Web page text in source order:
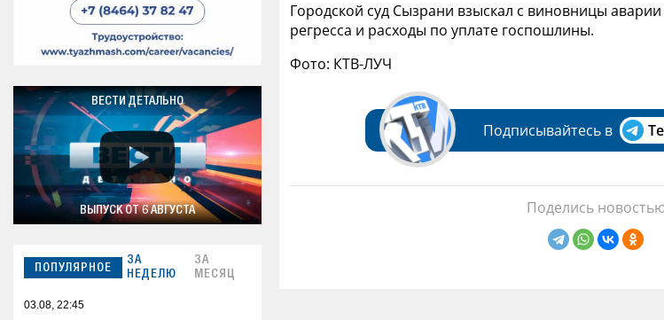
ВЕСТИ ДЕТАЛЬНО
ВЫПУСК ОТ 6 АВГУСТА
ПОПУЛЯРНОЕ
ЗА
НЕДЕЛЮ
ЗА
МЕСЯЦ
03.08, 22:45
Городской суд Сызрани взыскал с виновницы
регресса и расходы по уплате госпошлины.
Фото: КТВ-ЛУЧ
Подписывайтесь в
Поделись